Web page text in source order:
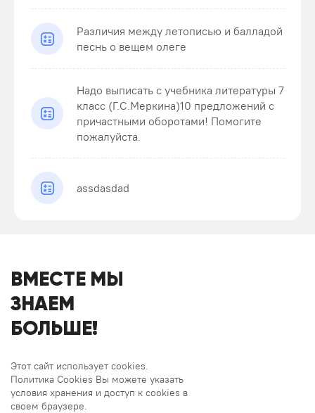
Различия между летописью и балладой
песнь о вещем олеге
Надо выписать с учебника литературы 7
класс (Г.С.Меркина)10 предложений с
причастными оборотами! Помогите
пожалуйста.
assdasdad
ВМЕСТЕ МЫ
ЗНАЕМ
БОЛЬШЕ!
Этот сайт использует cookies.
Политика Cookies Вы можете указать
условия хранения и доступ к cookies в
своем браузере.